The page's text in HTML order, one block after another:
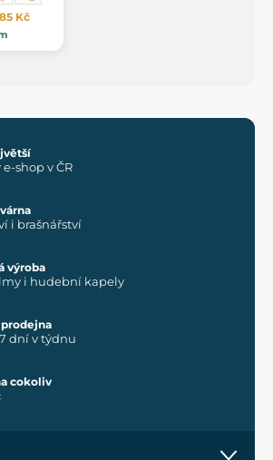
Kč
shop v ČR
i brašnářství
výroba
i hudební kapely
dní v týdnu
cokoliv